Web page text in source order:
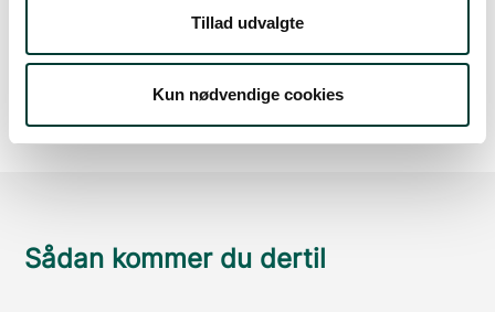
Tillad udvalgte
Kun nødvendige cookies
20 m
Sådan kommer du dertil